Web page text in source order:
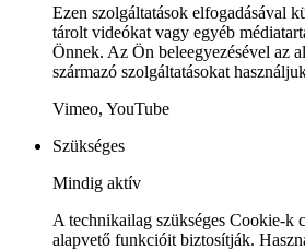
Ezen szolgáltatások elfogadásával
tárolt videókat vagy egyéb
Önnek. Az Ön beleegyezésével az
származó szolgáltatásokat
Vimeo, YouTube
Szükséges
Mindig aktív
A technikailag szükséges Cookie-k
alapvető funkcióit biztosítják.